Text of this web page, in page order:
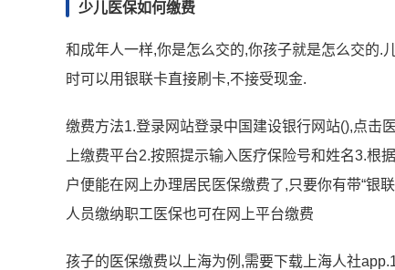
少儿医保如何缴费
和成年人一样,你是怎么交的,你孩子就是怎么交的.
时可以用银联卡直接刷卡,不接受现金.
缴费方法1.登录网站登录中国建设银行网站(),点击
上缴费平台2.按照提示输入医疗保险号和姓名3.
户便能在网上办理居民医保缴费了,只要你有带“银
人员缴纳职工医保也可在网上平台缴费
孩子的医保缴费以上海为例,需要下载上海人社